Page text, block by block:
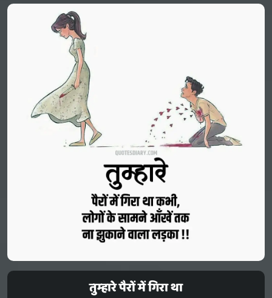
तुम्हारे पैरों में गिरा था